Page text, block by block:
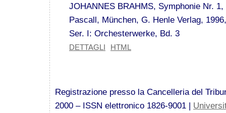
JOHANNES BRAHMS, Symphonie Nr.
Pascall, München, G. Henle Verlag,
Ser. I: Orchesterwerke, Bd. 3
DETTAGLI HTML
Registrazione presso la Cancelleria del
2000 – ISSN elettronico 1826-9001 |